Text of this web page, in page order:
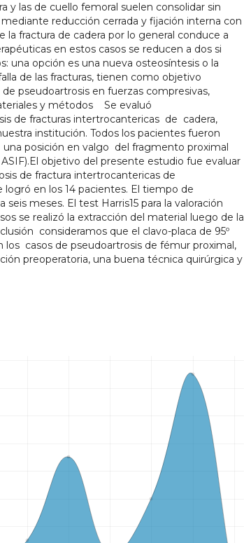
y las de cuello femoral suelen consolidar sin
reducción cerrada y fijación interna con
fractura de cadera por lo general conduce a
en estos casos se reducen a dos si
una opción es una nueva osteosíntesis o la
de las fracturas, tienen como objetivo
pseudoartrosis en fuerzas compresivas,
y métodos Se evaluó
de fracturas intertrocantericas de cadera,
institución. Todos los pacientes fueron
posición en valgo del fragmento proximal
objetivo del presente estudio fue evaluar
de fractura intertrocantericas de
logró en los 14 pacientes. El tiempo de
meses. El test Harris15 para la valoración
se realizó la extracción del material luego de la
consideramos que el clavo-placa de 95º
los casos de pseudoartrosis de fémur proximal,
preoperatoria, una buena técnica quirúrgica y